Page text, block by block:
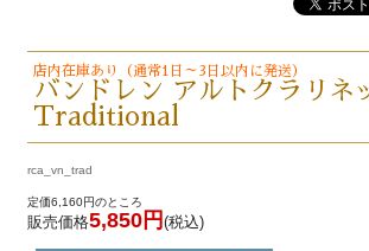
店内在庫あり（通常1日～3日以内に発送）
バンドレン アルトクラリネ
Traditional
rca_vn_trad
定価6,160円のところ
販売価格5,850円 (税込)